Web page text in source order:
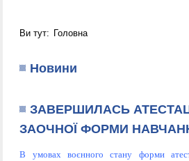
Ви тут: Головна
Новини
ЗАВЕРШИЛАСЬ
ЗАОЧНОЇ ФОРМИ
В умовах воєнного стану форми